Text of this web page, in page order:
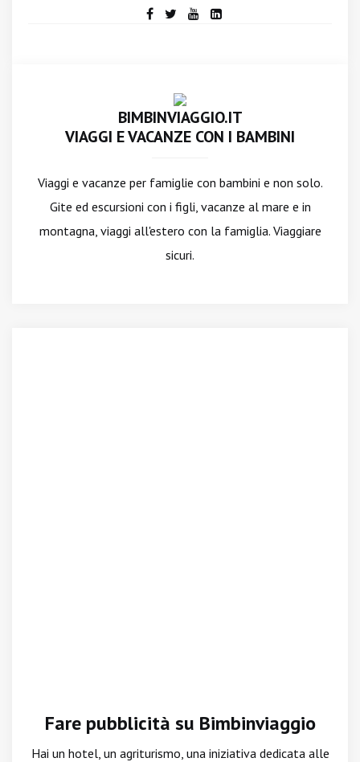
BIMBINVIAGGIO.IT
VIAGGI E VACANZE CON I BAMBINI
Viaggi e vacanze per famiglie con bambini e non solo.
Gite ed escursioni con i figli, vacanze al mare e in
montagna, viaggi all'estero con la famiglia. Viaggiare
sicuri.
Fare pubblicità su Bimbinviaggio
Hai un hotel, un agriturismo, una iniziativa dedicata alle